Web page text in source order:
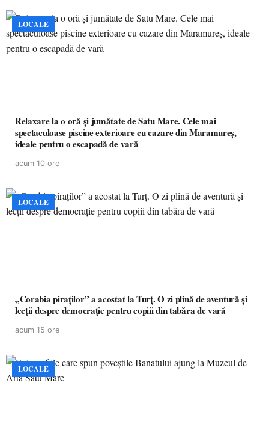
LOCALE
Relaxare la o oră și jumătate de Satu Mare. Cele mai
spectaculoase piscine exterioare cu cazare din Maramureș,
ideale pentru o escapadă de vară
acum 10 ore
LOCALE
„Corabia piraților” a acostat la Turț. O zi plină de aventură și
lecții despre democrație pentru copiii din tabăra de vară
acum 15 ore
LOCALE